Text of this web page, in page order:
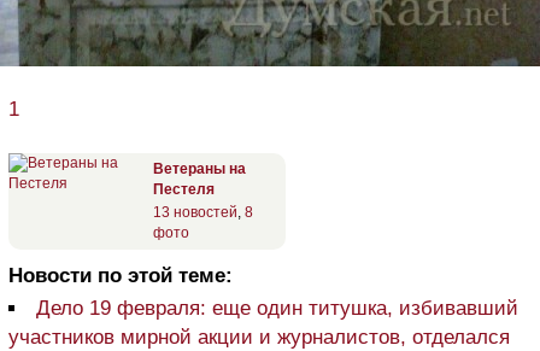
1
Ветераны на
Пестеля
13 новостей 8
фото
Новости по этой теме:
Дело 19 февраля: еще один титушка, избивавший
участников мирной акции и журналистов, отделался